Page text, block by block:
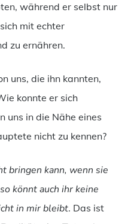
während er selbst nur
mit echter
zu ernähren.
uns, die ihn kannten,
konnte er sich
uns in die Nähe eines
nicht zu kennen?
bringen kann, wenn sie
könnt auch ihr keine
in mir bleibt. Das ist